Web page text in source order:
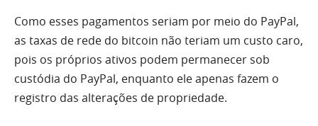
Como esses pagamentos seriam por meio do PayPal,
as taxas de rede do bitcoin não teriam um custo caro,
pois os próprios ativos podem permanecer sob
custódia do PayPal, enquanto ele apenas fazem o
registro das alterações de propriedade.